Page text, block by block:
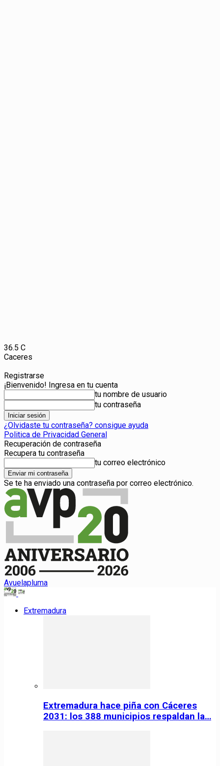
36.5 C
Caceres
Registrarse
¡Bienvenido! Ingresa en tu cuenta
tu nombre de usuario
tu contraseña
¿Olvidaste tu contraseña? consigue ayuda
Politica de Privacidad General
Recuperación de contraseña
Recupera tu contraseña
tu correo electrónico
Se te ha enviado una contraseña por correo electrónico.
Avuelapluma
Extremadura
Extremadura hace piña con Cáceres
2031: los 388 municipios respaldan la…